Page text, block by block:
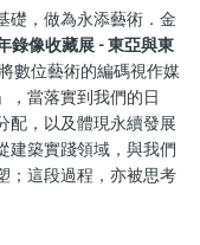
礎，做為永添藝術．金
錄像收藏展 - 東亞與東
數位藝術的編碼視作媒
，當落實到我們的日
配，以及體現永續發展
建築實踐領域，與我們
；這段過程，亦被思考